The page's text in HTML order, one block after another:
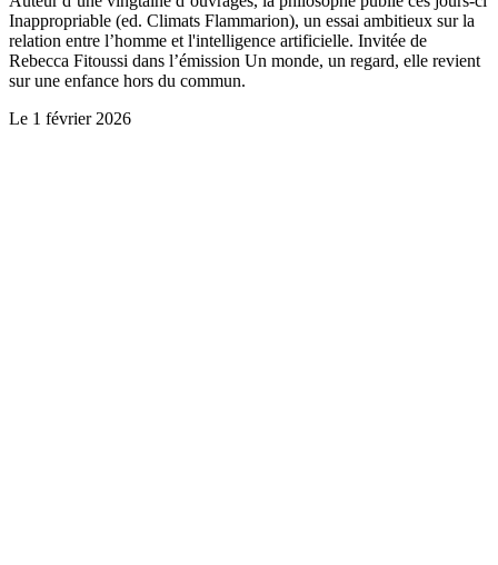
Inappropriable (ed. Climats Flammarion), un essai ambitieux sur la
relation entre l’homme et l'intelligence artificielle. Invitée de
Rebecca Fitoussi dans l’émission Un monde, un regard, elle revient
sur une enfance hors du commun.
Le 1 février 2026